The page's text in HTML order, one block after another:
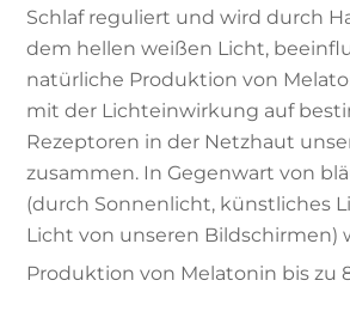
Schlaf reguliert und wird durch
dem hellen weißen Licht,
natürliche Produktion von
mit der Lichteinwirkung auf
Rezeptoren in der Netzhaut
zusammen. In Gegenwart von
(durch Sonnenlicht, künstliches
Licht von unseren Bildschirmen)
Produktion von Melatonin bis zu